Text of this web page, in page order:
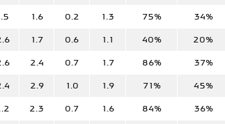
34%
75%
1.3
0.2
1.6
20%
40%
1.1
0.6
1.7
37%
86%
1.7
0.7
2.4
45%
71%
1.9
1.0
2.9
36%
84%
1.6
0.7
2.3